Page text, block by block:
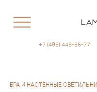
+7 (495) 445-55-77
БРА И НАСТЕННЫЕ